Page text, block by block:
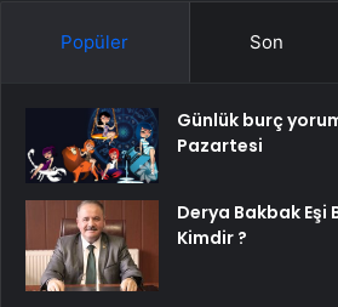
Popüler Son
Günlük burç
Pazartesi
Derya Bakbak Eşi
Kimdir ?